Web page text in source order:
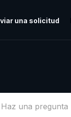
una solicitud